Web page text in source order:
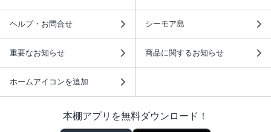
ヘルプ・お問合せ シーモア島
重要なお知らせ 商品に関するお知らせ
ホームアイコンを追加
本棚アプリを無料ダウンロード！